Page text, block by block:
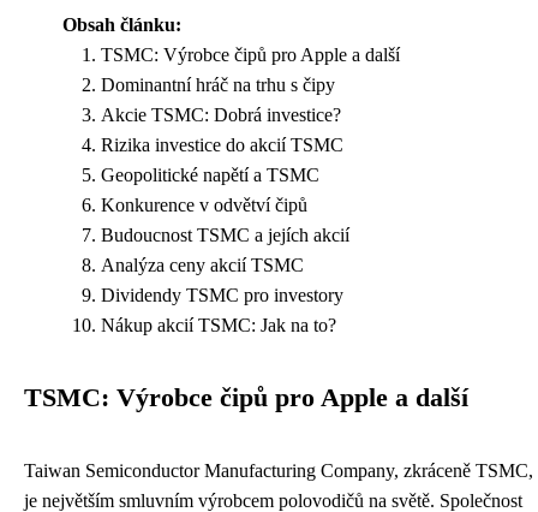
Obsah článku:
TSMC: Výrobce čipů pro Apple a další
Dominantní hráč na trhu s čipy
Akcie TSMC: Dobrá investice?
Rizika investice do akcií TSMC
Geopolitické napětí a TSMC
Konkurence v odvětví čipů
Budoucnost TSMC a jejích akcií
Analýza ceny akcií TSMC
Dividendy TSMC pro investory
Nákup akcií TSMC: Jak na to?
TSMC: Výrobce čipů pro Apple a další
Taiwan Semiconductor Manufacturing Company, zkráceně TSMC,
je největším smluvním výrobcem polovodičů na světě. Společnost